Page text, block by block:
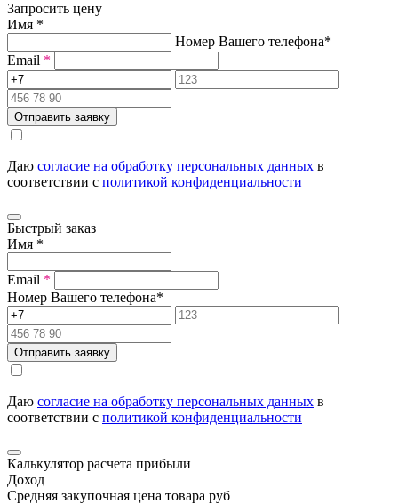
Запросить цену
Имя *
Номер Вашего телефона*
Email *
Отправить заявку
Даю согласие на обработку персональных данных в
соответствии с политикой конфиденциальности
Быстрый заказ
Имя *
Email *
Номер Вашего телефона*
Отправить заявку
Даю согласие на обработку персональных данных в
соответствии с политикой конфиденциальности
Калькулятор расчета прибыли
Доход
Средняя закупочная цена товара руб